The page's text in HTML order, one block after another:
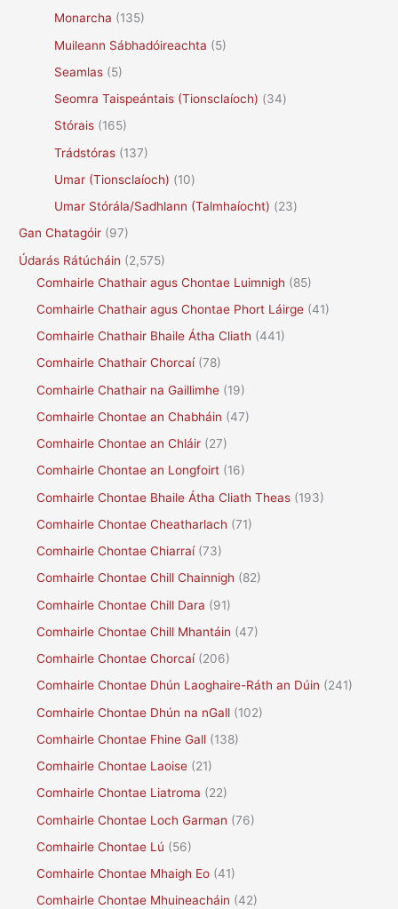
Monarcha (135)
Muileann Sábhadóireachta (5)
Seamlas (5)
Seomra Taispeántais (Tionsclaíoch) (34)
Stórais (165)
Trádstóras (137)
Umar (Tionsclaíoch) (10)
Umar Stórála/Sadhlann (Talmhaíocht) (23)
Gan Chatagóir (97)
Údarás Rátúcháin (2,575)
Comhairle Chathair agus Chontae Luimnigh (85)
Comhairle Chathair agus Chontae Phort Láirge (41)
Comhairle Chathair Bhaile Átha Cliath (441)
Comhairle Chathair Chorcaí(78)
Comhairle Chathair na Gaillimhe (19)
Comhairle Chontae an Chabháin (47)
Comhairle Chontae an Chláir (27)
Comhairle Chontae an Longfoirt (16)
Comhairle Chontae Bhaile Átha Cliath Theas (193)
Comhairle Chontae Cheatharlach (71)
Comhairle Chontae Chiarraí(73)
Comhairle Chontae Chill Chainnigh (82)
Comhairle Chontae Chill Dara (91)
Comhairle Chontae Chill Mhantáin (47)
Comhairle Chontae Chorcaí(206)
Comhairle Chontae Dhún Laoghaire-Ráth an Dúin (241)
Comhairle Chontae Dhún na nGall (102)
Comhairle Chontae Fhine Gall (138)
Comhairle Chontae Laoise (21)
Comhairle Chontae Liatroma (22)
Comhairle Chontae Loch Garman (76)
Comhairle Chontae Lú (56)
Comhairle Chontae Mhaigh Eo (41)
Comhairle Chontae Mhuineacháin (42)